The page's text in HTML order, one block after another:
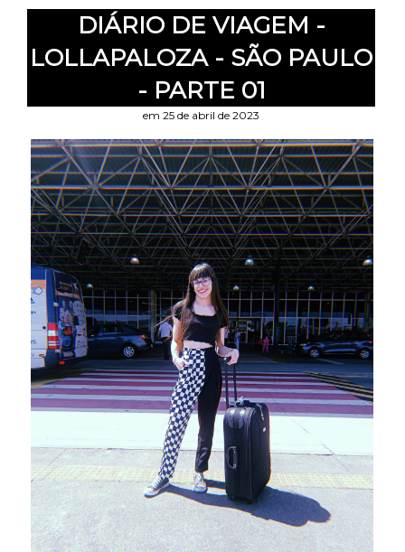
DIÁRIO DE VIAGEM -
LOLLAPALOZA - SÃO PAULO
- PARTE 01
em 25 de abril de 2023